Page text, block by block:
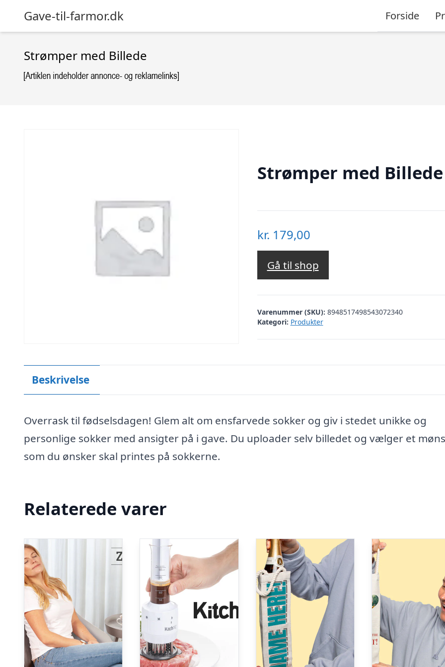
Gave-til-farmor.dk Forside
Strømper med Billede
Strømper med Billede
kr. 179,00
Gå til shop
Varenummer (SKU): 8948517498543072340
Kategori: Produkter
Beskrivelse
Overrask til fødselsdagen! Glem alt om ensfarvede sokker og giv i stedet unikke og
personlige sokker med ansigter på i gave. Du uploader selv billedet og vælger et
som du ønsker skal printes på sokkerne.
Relaterede varer